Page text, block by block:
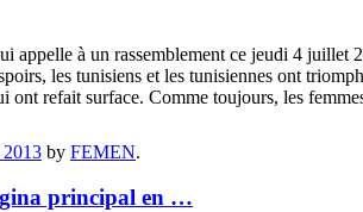
à un rassemblement ce jeudi 4
les tunisiens et les tunisiennes ont
ont refait surface. Comme toujours, les
by FEMEN.
principal en …